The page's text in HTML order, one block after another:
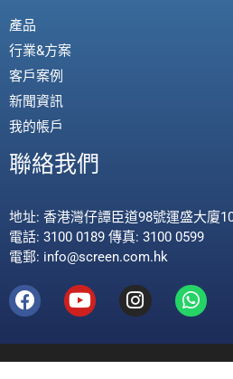
產品
行業&方案
客戶案例
新聞資訊
我的帳戶
聯絡我們
地址: 香港灣仔譚臣道98號運盛大廈
電話: 3100 0189 傳真: 3100 0599
電郵: info@screen.com.hk